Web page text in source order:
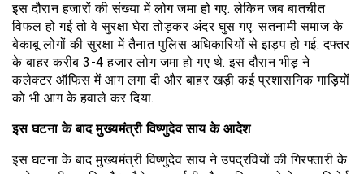
इस दौरान हजारों की संख्या में लोग जमा हो गए. लेकिन जब बातचीत
विफल हो गई तो वे सुरक्षा घेरा तोड़कर अंदर घुस गए. सतनामी समाज के
बेकाबू लोगों की सुरक्षा में तैनात पुलिस अधिकारियों से झड़प हो गई. दफ्तर
के बाहर करीब 3-4 हजार लोग जमा हो गए थे. इस दौरान भीड़ ने
कलेक्टर ऑफिस में आग लगा दी और बाहर खड़ी कई प्रशासनिक गाड़ियों
को भी आग के हवाले कर दिया.
इस घटना के बाद मुख्यमंत्री विष्णुदेव साय के आदेश
इस घटना के बाद मुख्यमंत्री विष्णुदेव साय ने उपद्रवियों की गिरफ्तारी के